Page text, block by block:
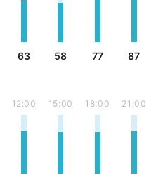
63 58 77 87
12:00 15:00 18:00 21:00